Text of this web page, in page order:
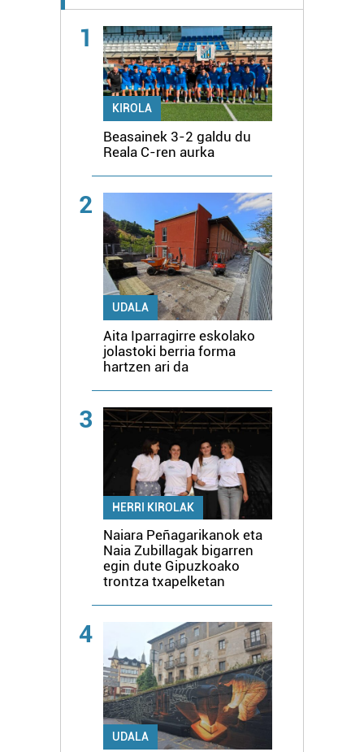
1
KIROLA
Beasainek 3-2 galdu du
Reala C-ren aurka
2
UDALA
Aita Iparragirre eskolako
jolastoki berria forma
hartzen ari da
3
HERRI KIROLAK
Naiara Peñagarikanok eta
Naia Zubillagak bigarren
egin dute Gipuzkoako
trontza txapelketan
4
UDALA